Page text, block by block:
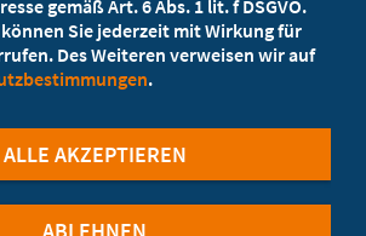
Vorteile einer MB-Mitgliedschaft
gemäß Art. 6 Abs. 1 lit. f DSGVO.
Sie jederzeit mit Wirkung für
Des Weiteren verweisen wir auf
.
ALLE AKZEPTIEREN